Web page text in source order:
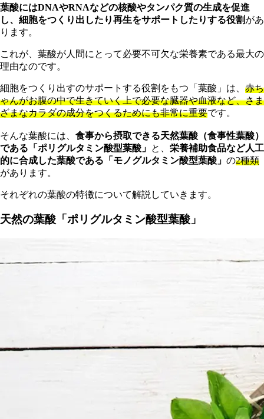
葉酸にはDNAやRNAなどの核酸やタンパク質の生成を促進
し、細胞をつくり出したり再生をサポートしたりする役割があ
ります。
これが、葉酸が人間にとって必要不可欠な栄養素である最大の
理由なのです。
細胞をつくり出すのサポートする役割をもつ「葉酸」は、 赤ち
ゃんがお腹の中で生きていく上で必要な臓器や血液など、さま
ざまなカラダの成分をつくるためにも非常に重要です。
そんな葉酸には、 食事から摂取できる天然葉酸（食事性葉酸）
である「ポリグルタミン酸型葉酸」 と、 栄養補助食品など人工
的に合成した葉酸である「モノグルタミン酸型葉酸」 の2種類
があります。
それぞれの葉酸の特徴について解説していきます。
天然の葉酸「ポリグルタミン酸型葉酸」